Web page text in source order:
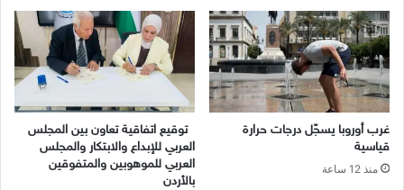
غرب أوروبا يسجّل درجات حرارة
قياسية
منذ 12 ساعة
توقيع اتفاقية تعاون بين المجلس
العربي للإبداع والابتكار والمجلس
العربي للموهوبين والمتفوقين
بالأردن